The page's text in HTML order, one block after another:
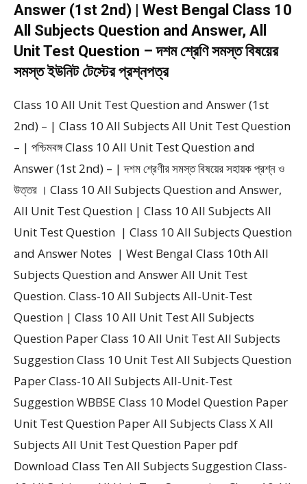
Answer (1st 2nd) | West Bengal Class 10
All Subjects Question and Answer, All
Unit Test Question – দশম শ্রেণি সমস্ত বিষয়ের
সমস্ত ইউনিট টেস্টের প্রশ্নপত্র
Class 10 All Unit Test Question and Answer (1st
2nd) – | Class 10 All Subjects All Unit Test Question
– | পশ্চিমবঙ্গ Class 10 All Unit Test Question and
Answer (1st 2nd) – | দশম শ্রেণীর সমস্ত বিষয়ের সহায়ক প্রশ্ন ও
উত্তর । Class 10 All Subjects Question and Answer,
All Unit Test Question | Class 10 All Subjects All
Unit Test Question | Class 10 All Subjects Question
and Answer Notes | West Bengal Class 10th All
Subjects Question and Answer All Unit Test
Question. Class-10 All Subjects All-Unit-Test
Question | Class 10 All Unit Test All Subjects
Question Paper Class 10 All Unit Test All Subjects
Suggestion Class 10 Unit Test All Subjects Question
Paper Class-10 All Subjects All-Unit-Test
Suggestion WBBSE Class 10 Model Question Paper
Unit Test Question Paper All Subjects Class X All
Subjects All Unit Test Question Paper pdf
Download Class Ten All Subjects Suggestion Class-